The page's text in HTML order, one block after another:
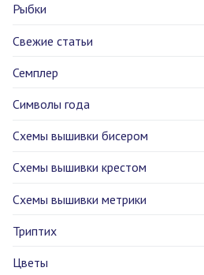
Рыбки
Свежие статьи
Семплер
Символы года
Схемы вышивки бисером
Схемы вышивки крестом
Схемы вышивки метрики
Триптих
Цветы